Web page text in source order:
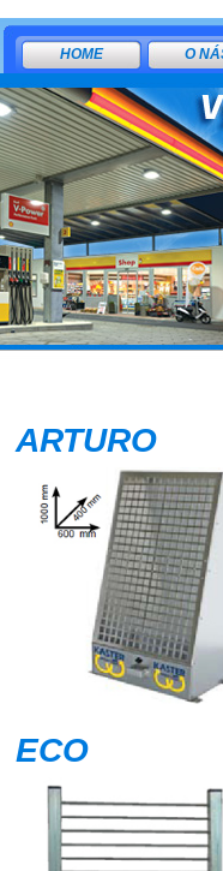
HOME O
ARTURO
ECO